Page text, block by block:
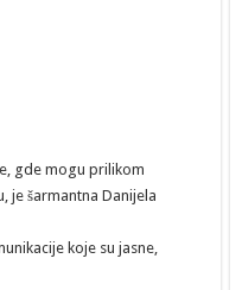
gde mogu prilikom
je šarmantna Danijela
koje su jasne,